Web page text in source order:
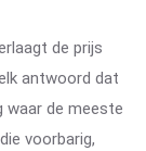
de prijs
antwoord dat
waar de meeste
voorbarig,